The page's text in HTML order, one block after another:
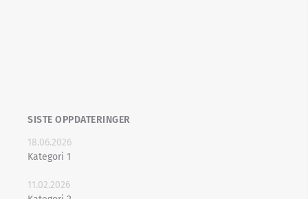
SISTE OPPDATERINGER
18.06.2026
Kategori 1
11.02.2026